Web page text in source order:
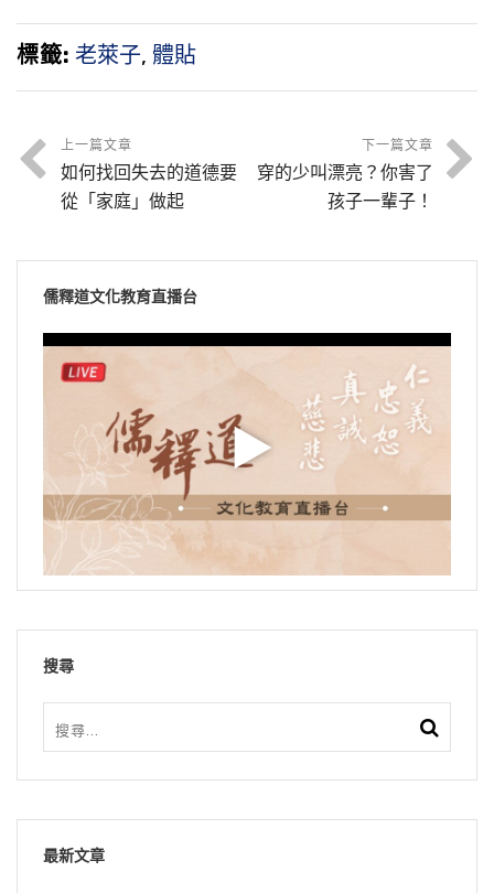
緡。
肌。
標籤: 老萊子, 體貼
上一篇文章
如何找回失去的道德要
從「家庭」做起
下一篇文章
穿的少叫漂亮？你害了
孩子一輩子！
儒釋道文化教育直播台
搜尋
最新文章